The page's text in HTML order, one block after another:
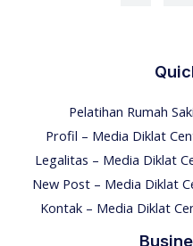
Pelatihan Rumah
Profil – Media Diklat
Legalitas – Media Diklat
New Post – Media Diklat
Kontak – Media Diklat